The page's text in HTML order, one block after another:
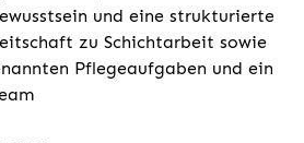
und eine strukturierte
zu Schichtarbeit sowie
Pflegeaufgaben und ein